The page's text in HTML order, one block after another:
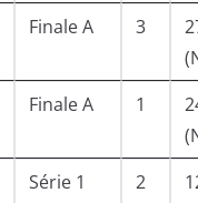
Finale A 3
Finale A 1
Série 1 2